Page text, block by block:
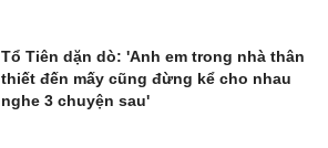
Tổ Tiên dặn dò: 'Anh em trong nhà thân
thiết đến mấy cũng đừng kể cho nhau
nghe 3 chuyện sau'